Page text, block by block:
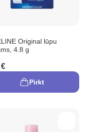
Original lūpu
4.8 g
Pirkt